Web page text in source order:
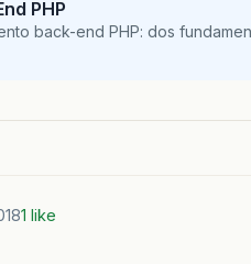
PHP
back-end PHP: dos
1 like